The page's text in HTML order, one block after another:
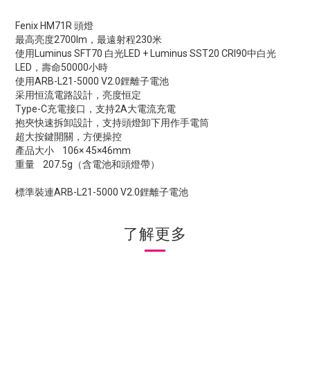
Fenix HM71R 頭燈
最高亮度2700lm，最遠射程230米
使用Luminus SFT70 白光LED + Luminus SST20 CRI90中白光
LED，壽命50000小時
使用ARB-L21-5000 V2.0鋰離子電池
采用恒流電路設計，亮度恒定
Type-C充電接口，支持2A大電流充電
抱夾快速拆卸設計，支持頭燈卸下用作手電筒
超大按鍵開關，方便操控
產品大小 106× 45×46mm
重量 207.5g（含電池和頭燈帶）
標準裝連ARB-L21-5000 V2.0鋰離子電池
了解更多